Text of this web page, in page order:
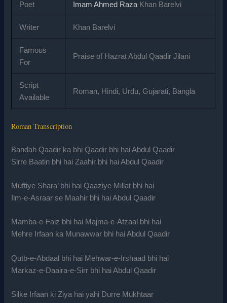
Poet Imam Ahmed Raza Khan Barelvi
Writer Khan Barelvi
Famous
For
Praise of Hazrat Abdul Qaadir Jilani
Script
Available
Roman, Hindi, Urdu, Gujarati, Bangla
Roman Transcription
Bandah Qaadir ka bhi Qaadir bhi hai Abdul Qaadir
Sirre Baatin bhi hai Zaahir bhi hai Abdul Qaadir
Muftiye Shara’ bhi hai Qaaziye Millat bhi hai
Ilm-e-Asraar se Maahir bhi hai Abdul Qaadir
Mamba-e-Faiz bhi hai Majma-e-Afzaal bhi hai
Mehre Irfaan ka Munawwar bhi hai Abdul Qaadir
Qutb-e-Abdaal bhi hai Mehwar-e-Irshaad bhi hai
Markaz-e-Daaira-e-Sirr bhi hai Abdul Qaadir
Silke Irfaan ki Ziya hai yahi Durre Mukhtaar